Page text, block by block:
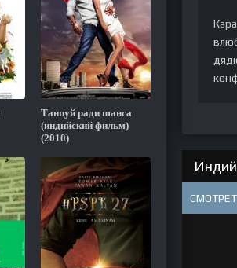
Танцуй ради шанса
(индийский фильм)
(2010)